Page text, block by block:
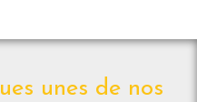
unes de nos